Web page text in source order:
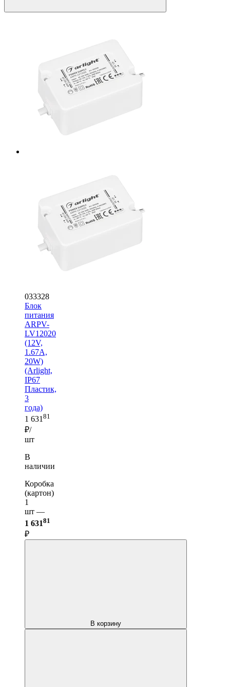
033328
Блок
питания
ARPV-
LV12020
(12V,
1.67A,
20W)
(Arlight,
IP67
Пластик,
3
года)
1 631 81
₽/
шт
В
наличии
Коробка
(картон)
1
шт —
1 63181
₽
В корзину